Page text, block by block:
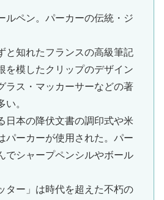
ルペン。パーカーの伝統・ジ
と知れたフランスの高級筆記
を模したクリップのデザイン
ラス・マッカーサーなどの著
。
日本の降伏文書の調印式や米
パーカーが使用された。パー
でシャープペンシルやボール
ター」は時代を超えた不朽の